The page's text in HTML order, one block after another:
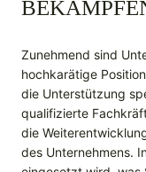
Zunehmend sind
hochkarätige
die Unterstützung
qualifizierte
die
des Unternehmens.